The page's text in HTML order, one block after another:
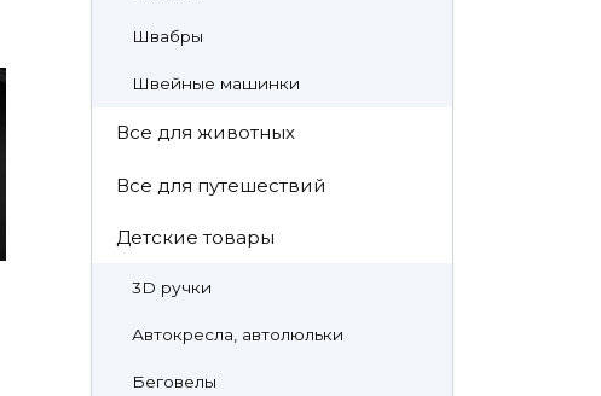
Швабры
Швейные машинки
Все для животных
Все для путешествий
Детские товары
3D ручки
Автокресла, автолюльки
Беговелы